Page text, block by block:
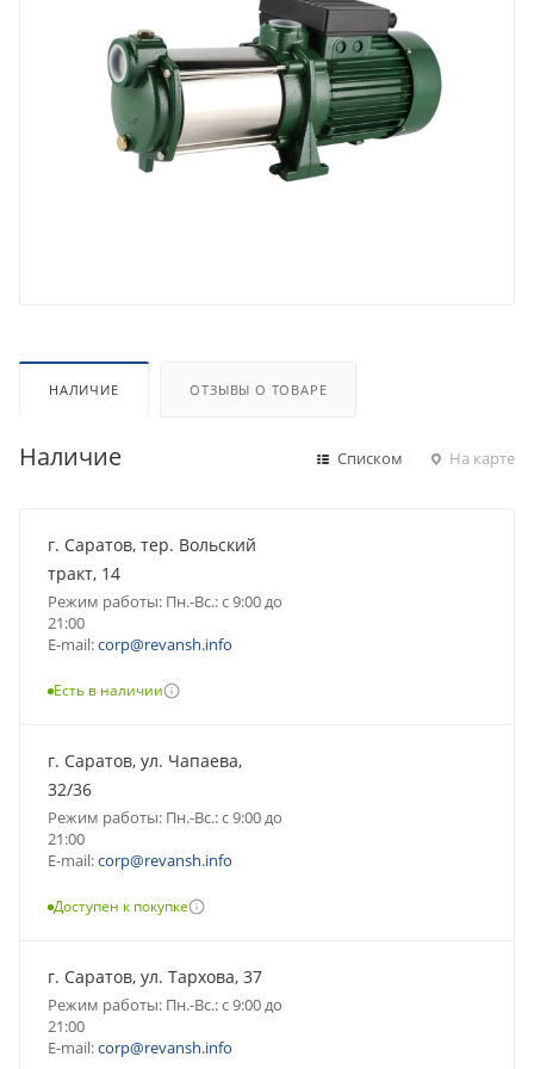
НАЛИЧИЕ ОТЗЫВЫ О ТОВАРЕ
Наличие Списком На карте
г. Саратов, тер. Вольский
тракт, 14
Режим работы: Пн.-Вс.: с 9:00 до
21:00
E-mail:corp@revansh.info
Есть в наличии
г. Саратов, ул. Чапаева,
32/36
Режим работы: Пн.-Вс.: с 9:00 до
21:00
E-mail:corp@revansh.info
Доступен к покупке
г. Саратов, ул. Тархова, 37
Режим работы: Пн.-Вс.: с 9:00 до
21:00
E-mail:corp@revansh.info